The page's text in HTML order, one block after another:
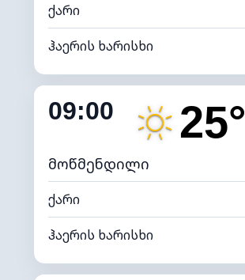
ქარი
ჰაერის ხარისხი
შიდა ტენიანობა
ნამის წერტილი
განათების ინდექსი
09:00 25°
მოწმენდილი
ქარი
ჰაერის ხარისხი
შიდა ტენიანობა